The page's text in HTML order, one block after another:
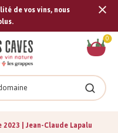
de vos vins, nous
0
| Jean-Claude Lapalu